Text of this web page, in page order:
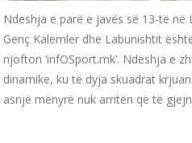
Ndeshja e parë e javës së 13-të në
Genç Kalemler dhe Labunishtit
njofton ‘infOSport.mk’. Ndeshja e
dinamike, ku të dyja skuadrat
asnjë mënyrë nuk arritën që të